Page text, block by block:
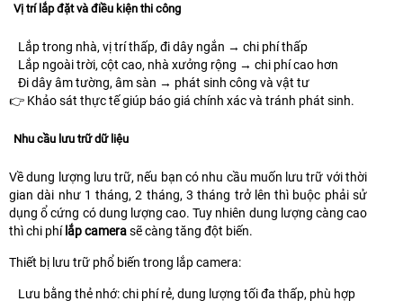
Vị trí lắp đặt và điều kiện thi công
Lắp trong nhà, vị trí thấp, đi dây ngắn → chi phí thấp
Lắp ngoài trời, cột cao, nhà xưởng rộng → chi phí cao hơn
Đi dây âm tường, âm sàn → phát sinh công và vật tư
👉 Khảo sát thực tế giúp báo giá chính xác và tránh phát sinh.
Nhu cầu lưu trữ dữ liệu
Về dung lượng lưu trữ, nếu bạn có nhu cầu muốn lưu trữ với thời
gian dài như 1 tháng, 2 tháng, 3 tháng trở lên thì buộc phải sử
dụng ổ cứng có dung lượng cao. Tuy nhiên dung lượng càng cao
thì chi phí lắp camerasẽ càng tăng đột biến.
Thiết bị lưu trữ phổ biến trong lắp camera:
Lưu bằng thẻ nhớ: chi phí rẻ, dung lượng tối đa thấp, phù hợp